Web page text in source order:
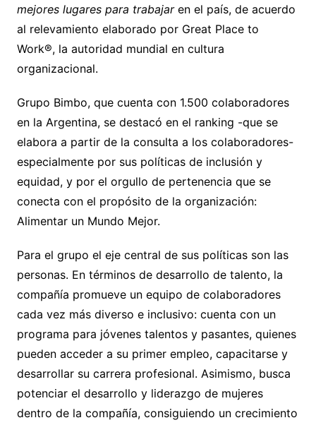
mejores lugares para trabajaren el país, de acuerdo
al relevamiento elaborado por Great Place to
Work®, la autoridad mundial en cultura
organizacional.
Grupo Bimbo, que cuenta con 1.500 colaboradores
en la Argentina, se destacó en el ranking -que se
elabora a partir de la consulta a los colaboradores-
especialmente por sus políticas de inclusión y
equidad, y por el orgullo de pertenencia que se
conecta con el propósito de la organización:
Alimentar un Mundo Mejor.
Para el grupo el eje central de sus políticas son las
personas. En términos de desarrollo de talento, la
compañía promueve un equipo de colaboradores
cada vez más diverso e inclusivo: cuenta con un
programa para jóvenes talentos y pasantes, quienes
pueden acceder a su primer empleo, capacitarse y
desarrollar su carrera profesional. Asimismo, busca
potenciar el desarrollo y liderazgo de mujeres
dentro de la compañía, consiguiendo un crecimiento